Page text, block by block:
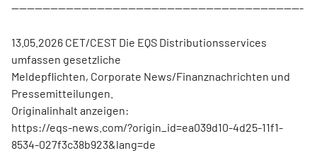
---------------------------------------------------------------------------
13.05.2026 CET/CEST Die EQS Distributionsservices
umfassen gesetzliche
Meldepflichten, Corporate News/Finanznachrichten und
Pressemitteilungen.
Originalinhalt anzeigen:
https://eqs-news.com/?origin_id=ea039d10-4d25-11f1-
8534-027f3c38b923&lang=de